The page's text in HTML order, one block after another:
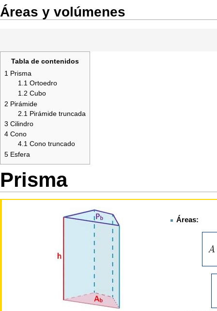
Áreas y volúmenes
Tabla de contenidos
1 Prisma
1.1 Ortoedro
1.2 Cubo
2 Pirámide
2.1 Pirámide truncada
3 Cilindro
4 Cono
4.1 Cono truncado
5 Esfera
Prisma
Áreas: